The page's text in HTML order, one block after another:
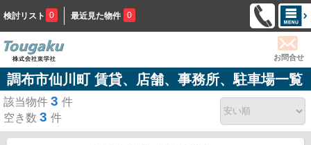
検討リスト 0 最近見た物件 0
お問合せ
調布市仙川町 賃貸、店舗、事務所、駐車場一覧
該当物件 3 件
空き数 3 件